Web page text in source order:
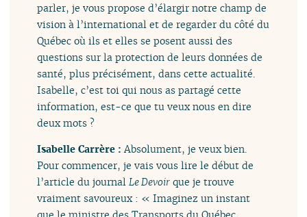
parler, je vous propose d’élargir notre champ de
vision à l’international et de regarder du côté du
Québec où ils et elles se posent aussi des
questions sur la protection de leurs données de
santé, plus précisément, dans cette actualité.
Isabelle, c’est toi qui nous as partagé cette
information, est-ce que tu veux nous en dire
deux mots ?
Isabelle Carrère :Absolument, je veux bien.
Pour commencer, je vais vous lire le début de
l’article du journalLe Devoir que je trouve
vraiment savoureux : « Imaginez un instant